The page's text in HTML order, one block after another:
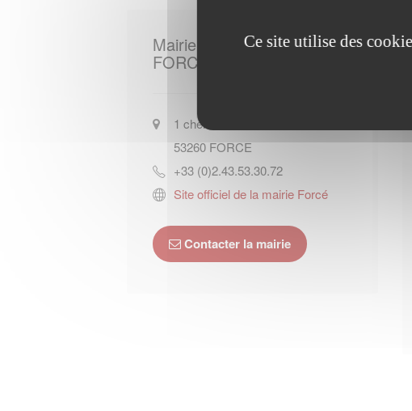
Mairie de
FORCE
1 chemin de la Courtillerie
53260 FORCE
+33 (0)2.43.53.30.72
Site officiel de la mairie Forcé
Contacter la mairie
Ce site utilise des